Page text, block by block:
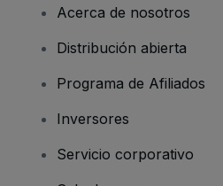
Acerca de nosotros
Distribución abierta
Programa de Afiliados
Inversores
Servicio corporativo